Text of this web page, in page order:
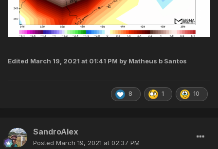
Edited March 19, 2021 at 01:41 PM by Matheus b Santos
8 1 10
SandroAlex
Posted March 19, 2021 at 02:37 PM